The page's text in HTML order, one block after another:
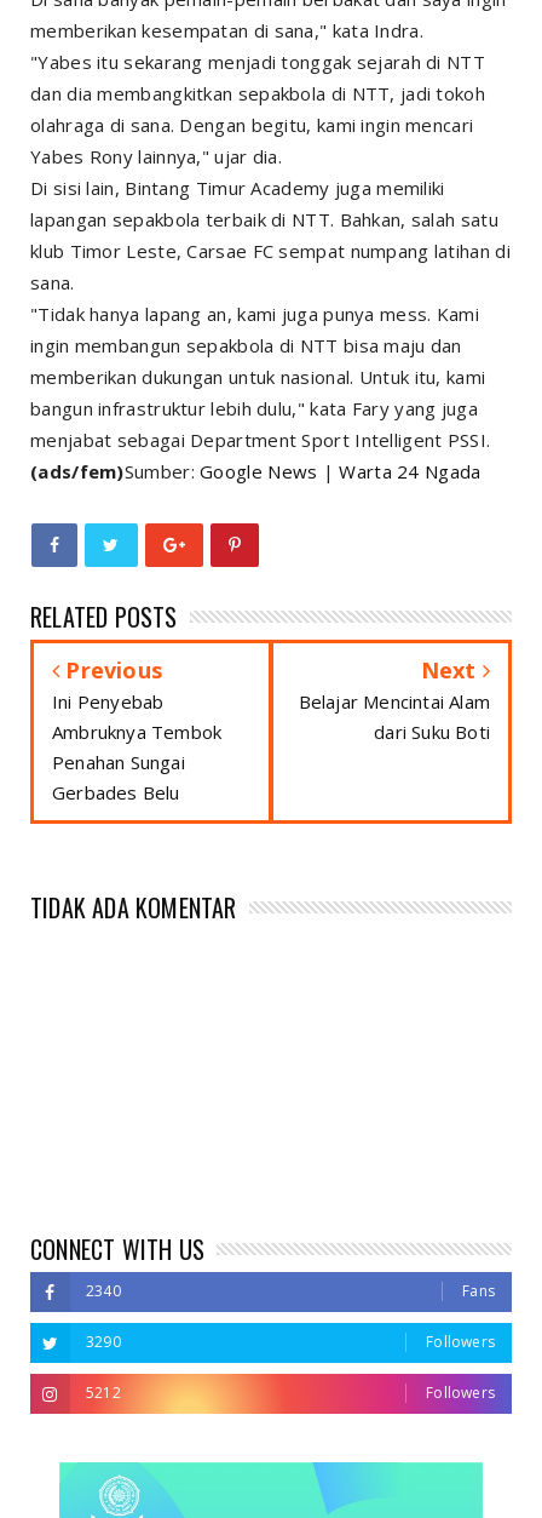
memberikan kesempatan di sana," kata Indra.
"Yabes itu sekarang menjadi tonggak sejarah di NTT
dan dia membangkitkan sepakbola di NTT, jadi tokoh
olahraga di sana. Dengan begitu, kami ingin mencari
Yabes Rony lainnya," ujar dia.
Di sisi lain, Bintang Timur Academy juga memiliki
lapangan sepakbola terbaik di NTT. Bahkan, salah satu
klub Timor Leste, Carsae FC sempat numpang latihan di
sana.
"Tidak hanya lapang an, kami juga punya mess. Kami
ingin membangun sepakbola di NTT bisa maju dan
memberikan dukungan untuk nasional. Untuk itu, kami
bangun infrastruktur lebih dulu," kata Fary yang juga
menjabat sebagai Department Sport Intelligent PSSI.
(ads/fem)Sumber:Google News |Warta 24 Ngada
RELATED POSTS
Previous
Ini Penyebab
Ambruknya Tembok
Penahan Sungai
Gerbades Belu
Next
Belajar Mencintai Alam
dari Suku Boti
TIDAK ADA KOMENTAR
CONNECT WITH US
2340 Fans
3290 Followers
5212 Followers